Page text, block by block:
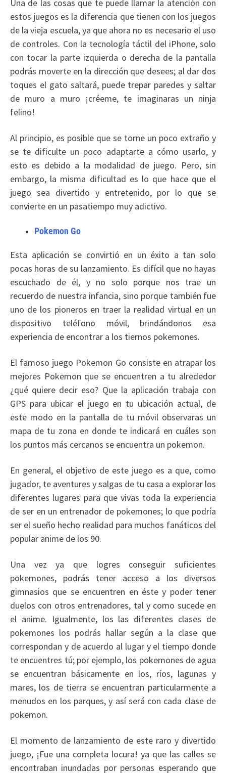
Una de las cosas que te puede llamar la atención con
estos juegos es la diferencia que tienen con los juegos
de la vieja escuela, ya que ahora no es necesario el uso
de controles. Con la tecnología táctil del iPhone, solo
con tocar la parte izquierda o derecha de la pantalla
podrás moverte en la dirección que desees; al dar dos
toques el gato saltará, puede trepar paredes y saltar
de muro a muro ¡créeme, te imaginaras un ninja
felino!
Al principio, es posible que se torne un poco extraño y
se te dificulte un poco adaptarte a cómo usarlo, y
esto es debido a la modalidad de juego. Pero, sin
embargo, la misma dificultad es lo que hace que el
juego sea divertido y entretenido, por lo que se
convierte en un pasatiempo muy adictivo.
Pokemon Go
Esta aplicación se convirtió en un éxito a tan solo
pocas horas de su lanzamiento. Es difícil que no hayas
escuchado de él, y no solo porque nos trae un
recuerdo de nuestra infancia, sino porque también fue
uno de los pioneros en traer la realidad virtual en un
dispositivo teléfono móvil, brindándonos esa
experiencia de encontrar a los tiernos pokemones.
El famoso juego Pokemon Go consiste en atrapar los
mejores Pokemon que se encuentren a tu alrededor
¿qué quiere decir eso? Que la aplicación trabaja con
GPS para ubicar el juego en tu ubicación actual, de
este modo en la pantalla de tu móvil observaras un
mapa de tu zona en donde te indicará en cuáles son
los puntos más cercanos se encuentra un pokemon.
En general, el objetivo de este juego es a que, como
jugador, te aventures y salgas de tu casa a explorar los
diferentes lugares para que vivas toda la experiencia
de ser en un entrenador de pokemones; lo que podría
ser el sueño hecho realidad para muchos fanáticos del
popular anime de los 90.
Una vez ya que logres conseguir suficientes
pokemones, podrás tener acceso a los diversos
gimnasios que se encuentren en éste y poder tener
duelos con otros entrenadores, tal y como sucede en
el anime. Igualmente, los las diferentes clases de
pokemones los podrás hallar según a la clase que
correspondan y de acuerdo al lugar y el tiempo donde
te encuentres tú; por ejemplo, los pokemones de agua
se encuentran básicamente en los, ríos, lagunas y
mares, los de tierra se encuentran particularmente a
menudos en los parques, y así será con cada clase de
pokemon.
El momento de lanzamiento de este raro y divertido
juego, ¡Fue una completa locura! ya que las calles se
encontraban inundadas por personas esperando que